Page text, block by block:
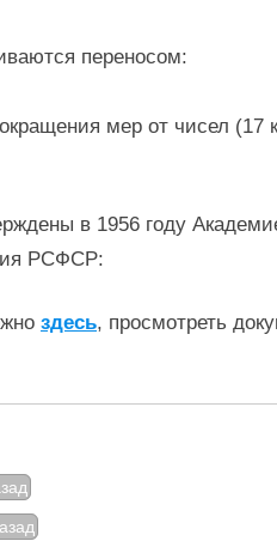
переносом:
мер от чисел (17
в 1956 году
РСФСР:
здесь, просмотреть